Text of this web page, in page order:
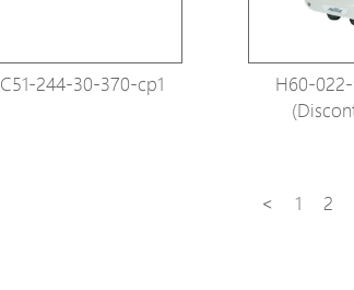
Hanwha
Accessory
EoS Product
C51-244-30-370-cp1
H60-
< 1 2